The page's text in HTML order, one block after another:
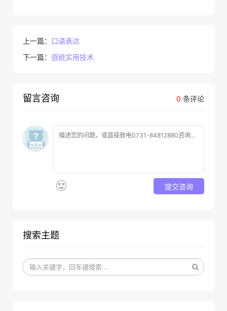
上一篇： 口语表达
下一篇： 感统实用技术
0 条评论
留言咨询
提交咨询
搜索主题